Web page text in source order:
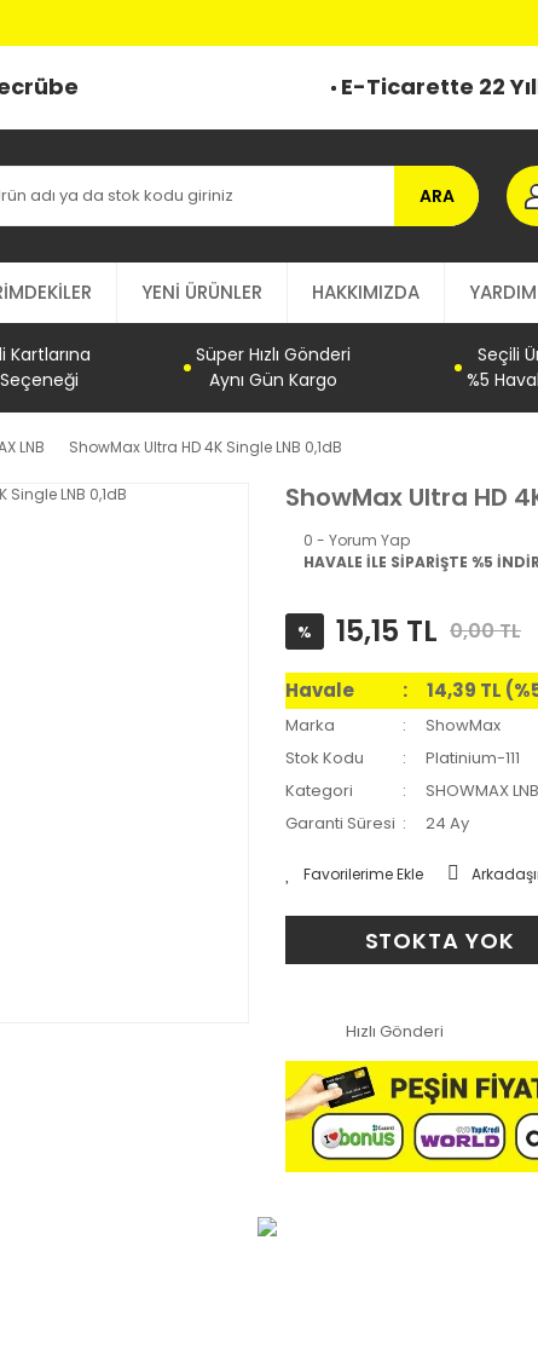
E-Ticarette 22
ARA
YENİ ÜRÜNLER HAKKIMIZDA YARDIM
Kartlarına
Süper Hızlı Gönderi
Aynı Gün Kargo
Seçili
%5
LNB ShowMax Ultra HD 4K Single LNB 0,1dB
ShowMax Ultra HD
0 - Yorum Yap
HAVALE İLE SİPARİŞTE %5
% 15,15 TL 0,00 TL
Havale 14,39 TL
Marka
ShowMax
Stok Kodu
Platinium-111
Kategori
SHOWMAX LNB
Garanti Süresi
24 Ay
STOKTA YOK
Hızlı Gönderi